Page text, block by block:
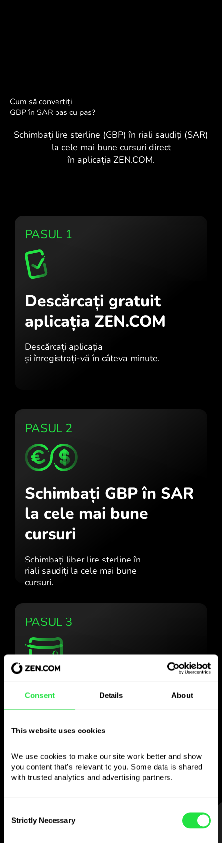
Consent Details About
This website uses cookies
We use cookies to make our site work better and show
you content that's relevant to you. Some data is shared
with trusted analytics and advertising partners.
Selection
Strictly Necessary
Cum să convertiți
GBP în SAR pas cu pas?
Schimbați lire sterline (GBP) în riali saudiți (SAR)
la cele mai bune cursuri direct
în aplicația ZEN.COM.
PASUL 1
Descărcați gratuit
aplicația ZEN.COM
Descărcați aplicația
și înregistrați-vă în câteva minute.
PASUL 2
Schimbați GBP în SAR
la cele mai bune
cursuri
Schimbați liber lire sterline în
riali saudiți la cele mai bune
cursuri.
PASUL 3
așa cum doriți
Trimiteți bani în străinătate,
comision, plătiți cu cardul multi-valutar
— simplu și fără stres.
PASUL 1